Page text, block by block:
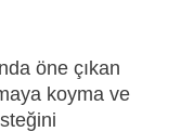
öne çıkan
koyma ve